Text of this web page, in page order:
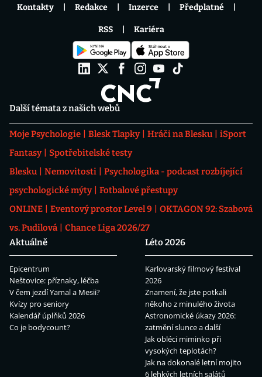
Další témata z našich webů
Moje Psychologie Blesk Tlapky Hráči na Blesku
iSport
Fantasy
Spotřebitelské testy
Blesku
Nemovitosti
Psychologika - podcast rozbíjející
psychologické mýty
Fotbalové přestupy
ONLINE
Eventový prostor Level 9
OKTAGON 92: Szabová
vs. Pudilová
Chance Liga 2026/27
Aktuálně
Epicentrum
Neštovice: příznaky, léčba
V čem jezdí Yamal a Mesii?
Kvízy pro seniory
Kalendář úplňků 2026
Co je bodycount?
Léto 2026
Karlovarský filmový festival
2026
Znamení, že jste potkali
někoho z minulého života
Astronomické úkazy 2026:
zatmění slunce a další
Jak obléci miminko při
vysokých teplotách?
Jak na dokonalé letní mojito
6 lehkých letních salátů
Kontakty Redakce Inzerce Předplatné
RSS Kariéra